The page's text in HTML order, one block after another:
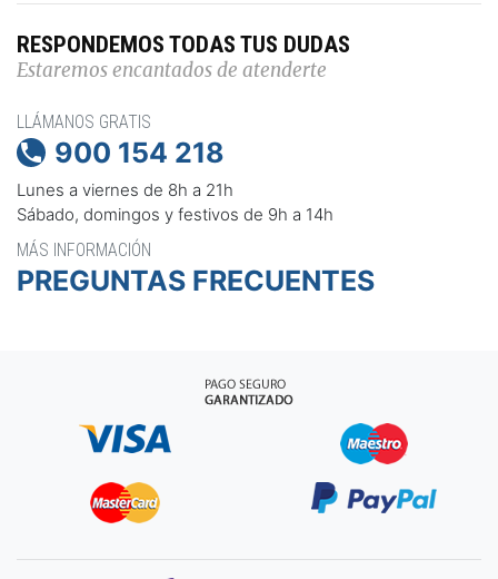
RESPONDEMOS TODAS TUS DUDAS
Estaremos encantados de atenderte
LLÁMANOS GRATIS
 900 154 218
Lunes a viernes de 8h a 21h
Sábado, domingos y festivos de 9h a 14h
MÁS INFORMACIÓN
PREGUNTAS FRECUENTES